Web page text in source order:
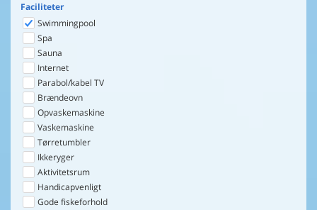
Faciliteter
Swimmingpool
Spa
Sauna
Internet
Parabol/kabel TV
Brændeovn
Opvaskemaskine
Vaskemaskine
Tørretumbler
Ikkeryger
Aktivitetsrum
Handicapvenligt
Gode fiskeforhold